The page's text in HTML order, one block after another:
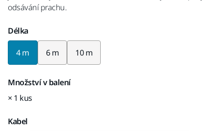
odsávání prachu.
Délka
4 m 6 m 10 m
Množství v balení
× 1 kus
Kabel